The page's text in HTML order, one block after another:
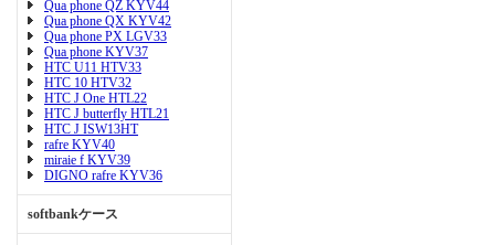
Qua phone QZ KYV44
Qua phone QX KYV42
Qua phone PX LGV33
Qua phone KYV37
HTC U11 HTV33
HTC 10 HTV32
HTC J One HTL22
HTC J butterfly HTL21
HTC J ISW13HT
rafre KYV40
miraie f KYV39
DIGNO rafre KYV36
softbankケース